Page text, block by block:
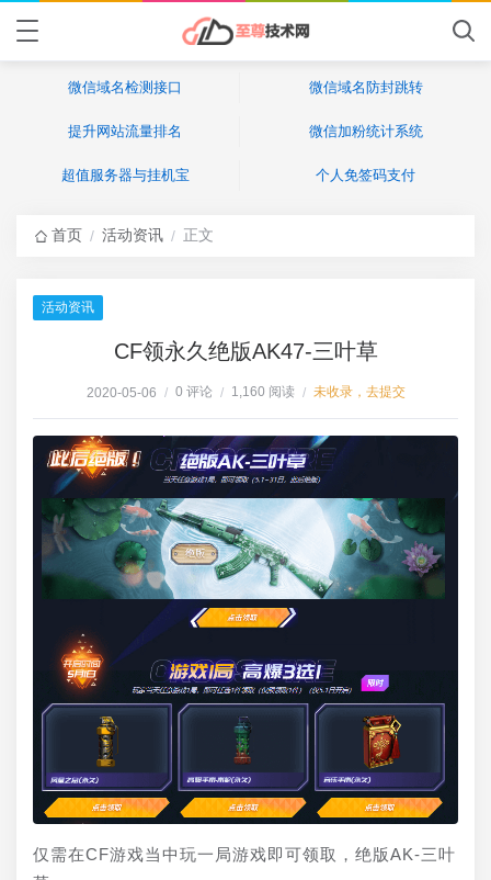
微信域名检测接口 微信域名防封跳转
提升网站流量排名 微信加粉统计系统
超值服务器与挂机宝 个人免签码支付
首页 / 活动资讯 / 正文
活动资讯
CF领永久绝版AK47-三叶草
2020-05-06 / 0 评论 / 1,160 阅读 / 未收录，去提交
仅需在CF游戏当中玩一局游戏即可领取，绝版AK-三叶